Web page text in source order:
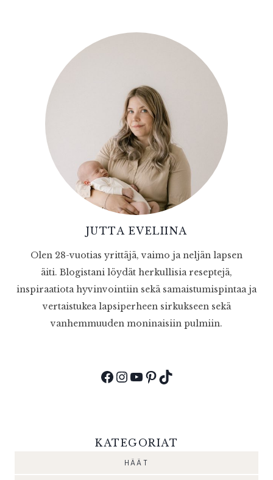
JUTTA EVELIINA
Olen 28-vuotias yrittäjä, vaimo ja neljän lapsen
äiti. Blogistani löydät herkullisia reseptejä,
inspiraatiota hyvinvointiin sekä samaistumispintaa ja
vertaistukea lapsiperheen sirkukseen sekä
vanhemmuuden moninaisiin pulmiin.
Facebook
Instagram
YouTube
Pinterest
TikTok
KATEGORIAT
HÄÄT